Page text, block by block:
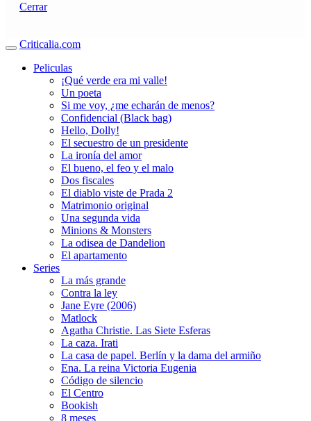
Cerrar
Criticalia.com
Peliculas
¡Qué verde era mi valle!
Un poeta
Si me voy, ¿me echarán de menos?
Confidencial (Black bag)
Hello, Dolly!
El secuestro de un presidente
La ironía del amor
El bueno, el feo y el malo
Dos fiscales
El diablo viste de Prada 2
Matrimonio original
Una segunda vida
Minions & Monsters
La odisea de Dandelion
El apartamento
Series
La más grande
Contra la ley
Jane Eyre (2006)
Matlock
Agatha Christie. Las Siete Esferas
La caza. Irati
La casa de papel. Berlín y la dama del armiño
Ena. La reina Victoria Eugenia
Código de silencio
El Centro
Bookish
8 meses